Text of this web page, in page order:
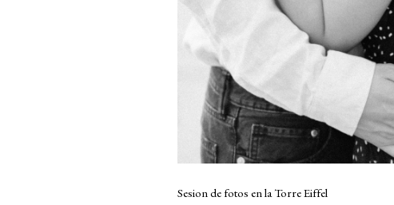
Sesion de fotos en la Torre Eiffel